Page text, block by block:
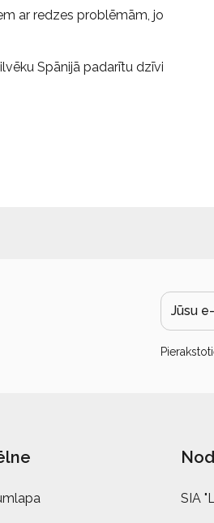
ar redzes problēmām, jo
Spānijā padarītu dzīvi
SIA